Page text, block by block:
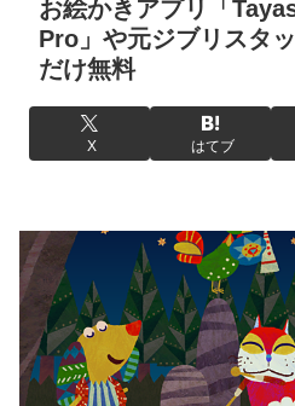
お絵かきアプリ「
Pro」や元ジブリスタ
だけ無料
X はてブ